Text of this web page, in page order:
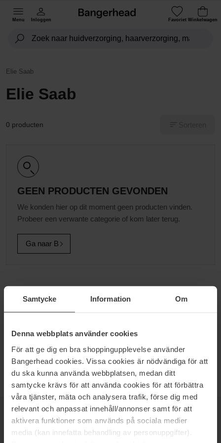
Samtycke Information Om
Denna webbplats använder cookies
För att ge dig en bra shoppingupplevelse använder
Bangerhead cookies. Vissa cookies är nödvändiga för att
du ska kunna använda webbplatsen, medan ditt
samtycke krävs för att använda cookies för att förbättra
våra tjänster, mäta och analysera trafik, förse dig med
relevant och anpassat innehåll/annonser samt för att
aktivera funktioner som används på sociala medier
media (kan innefatta behandling av personuppgifter).
Menu Inloggen Favoriet Winkelwagen
Elie Saab
Elie Saab
0 producten
GEEN PRODUCTEN GEVONDEN
We konden hier op dit moment geen producten vinden.
Probeer een verwante categorie of kom later terug.
Ga naar B
schoonheid van vrouwen en hun sensualiteit verhogen. Hij haalt
zijn inspiratie van vrouwen en doet magisch werk met borduursels
en luxueuze draperingen met een moderne stijl uit een andere tijd.
NIEUWSBRIEF
WEES ALS EERSTE OP DE HOOGTE